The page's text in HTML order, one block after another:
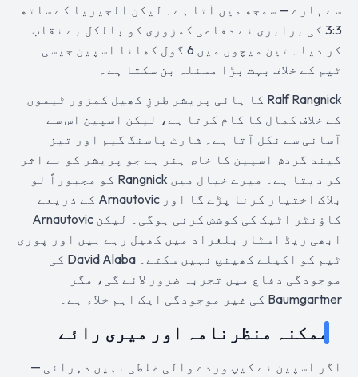
سے ہارے — سمجھ میں آتا ہے۔ لیکن الجیریا کے ساتھ
3:3 کی برابری نے دفاعی کمزوری کو بالکل بے نقاب
کر دیا۔ تین میچوں میں 6 گول کھانا اسپین جیسی
ٹیم کے خلاف بہت بڑا مسئلہ بن سکتا ہے۔
Ralf Rangnick کا ہائی پریشر طرزِ کھیل کمزور ٹیموں
کے خلاف کمال کا کام کرتا ہے، لیکن اسپین اس سے
آسانی سے نکل آتا ہے۔ شارٹ پاسنگ گیم اور تیز
گیند گردش اسپین کا خاص ہنر ہے جو پریشر کو بے اثر
کر دیتا ہے۔ میرے خیال میں Rangnick کو مجبوراً لو
بلاک اختیار کرنا پڑے گا اور Arnautovic کے ذریعے
کاؤنٹر اٹیک کی کوشش کرنی ہوگی۔ لیکن Arnautovic
ابھی ریڈ اسٹار بلغراد میں کھیل رہے ہیں اور پوری
ٹیم کو اکیلے کھینچ نہیں سکتے۔ David Alaba کی
موجودگی دفاع میں تجربہ ضرور لائے گی، مگر
Baumgartner کی غیر موجودگی ایک اہم خلاء ہے۔
ممکنہ منظرنامہ اور میری رائے
اگر اسپین نے کیپ وردے والی غلطی نہیں دہرائی —